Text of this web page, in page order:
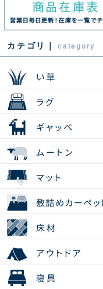
カテゴリ｜ category